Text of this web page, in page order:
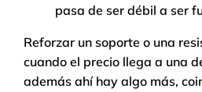
pasa de ser débil a ser
Reforzar un soporte o una
cuando el precio llega a una
además ahí hay algo más,